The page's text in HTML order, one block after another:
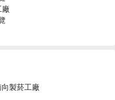
製菸工廠